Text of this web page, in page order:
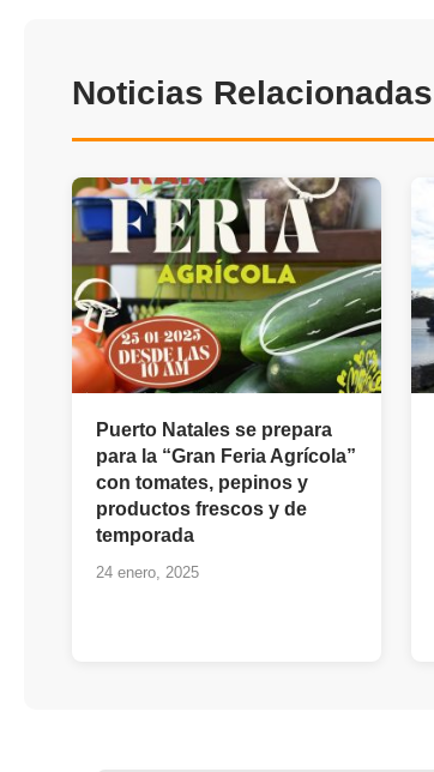
Noticias Relacionadas
Puerto Natales se prepara
para la “Gran Feria Agrícola”
con tomates, pepinos y
productos frescos y de
temporada
24 enero, 2025